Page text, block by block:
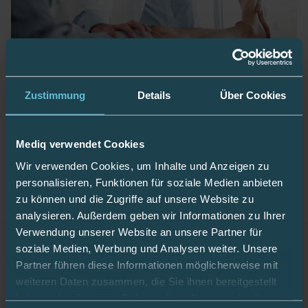
Zustimmung Details Über Cookies
Mediq verwendet Cookies
Wir verwenden Cookies, um Inhalte und Anzeigen zu
personalisieren, Funktionen für soziale Medien anbieten
zu können und die Zugriffe auf unsere Website zu
analysieren. Außerdem geben wir Informationen zu Ihrer
Verwendung unserer Website an unsere Partner für
soziale Medien, Werbung und Analysen weiter. Unsere
Partner führen diese Informationen möglicherweise mit
weiteren Daten zusammen, die Sie ihnen bereitgestellt
Schlechte Durchblutung oder Schmerzen beim
Laufen – Fußprobleme gibt’s bei Diabetes leider oft.
Previous Page
1 2
Kategorien